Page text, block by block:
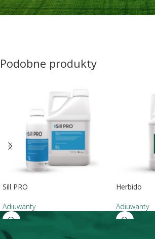
Podobne produkty
Sill PRO
Adiuwanty
Herbido
Adiuwanty